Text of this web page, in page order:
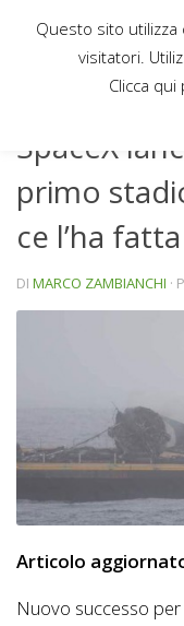
Sotto il
SpaceX
primo
ce l’ha fatta
DI MARCO ZAMBIANCHI ·
Articolo
Nuovo successo
Questo sito
visitatori.
Clicca